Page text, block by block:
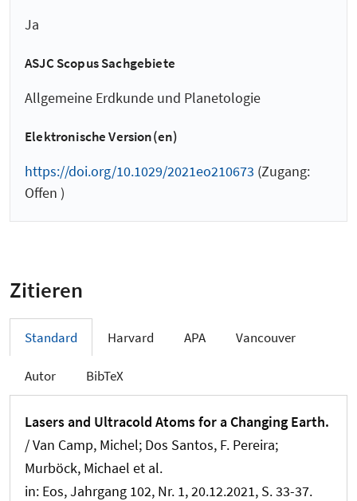
Ja
ASJC Scopus Sachgebiete
Allgemeine Erdkunde und Planetologie
Elektronische Version(en)
https://doi.org/10.1029/2021eo210673 (Zugang:
Offen )
Zitieren
Standard Harvard APA Vancouver
Autor BibTeX
Lasers and Ultracold Atoms for a Changing Earth.
/ Van Camp, Michel; Dos Santos, F. Pereira;
Murböck, Michael et al.
in: Eos, Jahrgang 102, Nr. 1, 20.12.2021, S. 33-37.